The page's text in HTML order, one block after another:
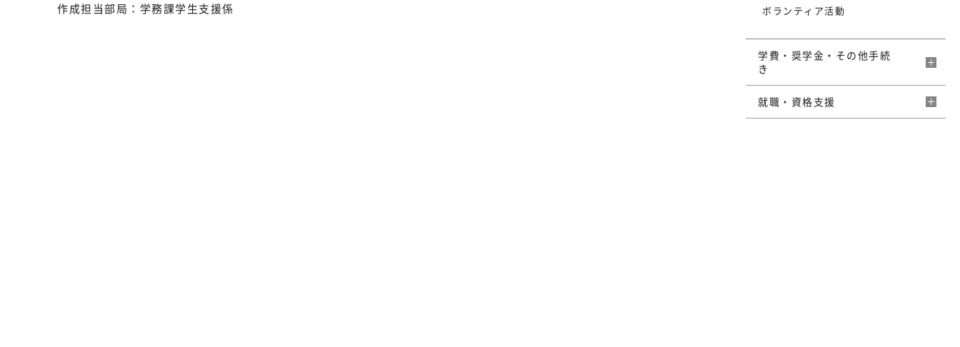
作成担当部局：学務課学生支援係
ボランティア活動
学費・奨学金・その他手続
き
就職・資格支援